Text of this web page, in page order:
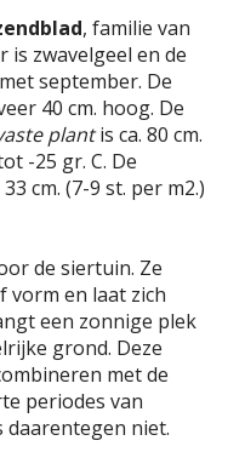
, familie van
is zwavelgeel en de
september. De
40 cm. hoog. De
plantis ca. 80 cm.
-25 gr. C. De
cm. (7-9 st. per m2.)
de siertuin. Ze
vorm en laat zich
een zonnige plek
grond. Deze
met de
periodes van
niet.